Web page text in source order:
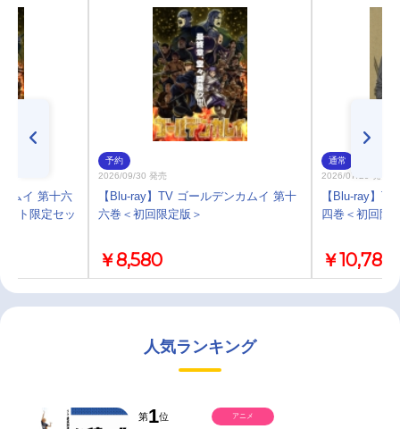
ムイ 第十六
イト限定セッ
予約
2026/09/30 発売
【Blu-ray】TV ゴールデンカムイ 第十
六巻＜初回限定版＞
￥8,580
通常
2026/07/29 発売
【Blu-ray】
四巻＜初回限
￥10,780
人気ランキング
第1位 アニメ